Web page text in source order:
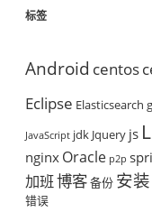
标签
Android centos
Eclipse Elasticsearch
JavaScript jdk Jquery js
nginx Oracle p2p
加班博客备份 安装
错误